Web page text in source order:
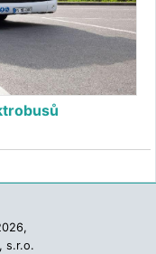
s.r.o.